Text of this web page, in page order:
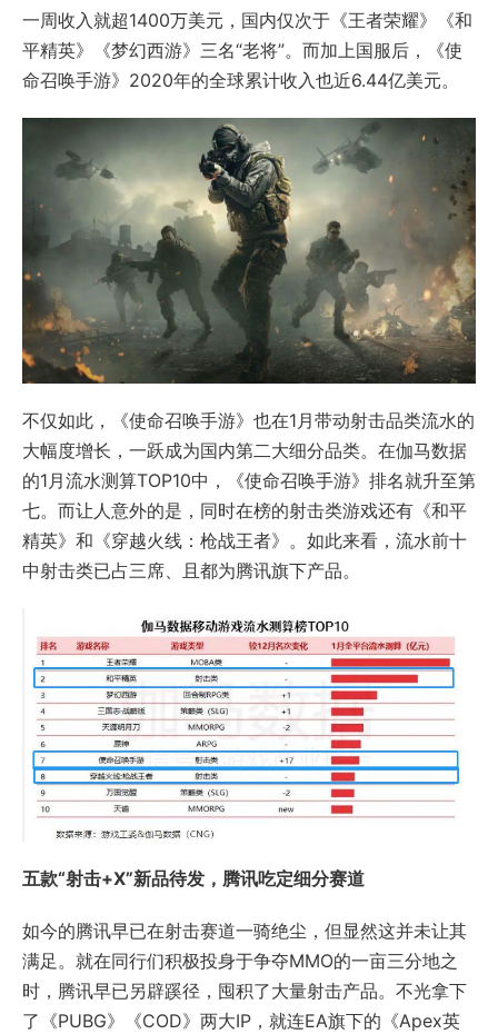
一周收入就超1400万美元，国内仅次于《王者荣耀》《和
平精英》《梦幻西游》三名“老将”。而加上国服后，《使
命召唤手游》2020年的全球累计收入也近6.44亿美元。
不仅如此，《使命召唤手游》也在1月带动射击品类流水的
大幅度增长，一跃成为国内第二大细分品类。在伽马数据
的1月流水测算TOP10中，《使命召唤手游》排名就升至第
七。而让人意外的是，同时在榜的射击类游戏还有《和平
精英》和《穿越火线：枪战王者》。如此来看，流水前十
中射击类已占三席、且都为腾讯旗下产品。
五款“射击+X”新品待发，腾讯吃定细分赛道
如今的腾讯早已在射击赛道一骑绝尘，但显然这并未让其
满足。就在同行们积极投身于争夺MMO的一亩三分地之
时，腾讯早已另辟蹊径，囤积了大量射击产品。不光拿下
了《PUBG》《COD》两大IP，就连EA旗下的《Apex英